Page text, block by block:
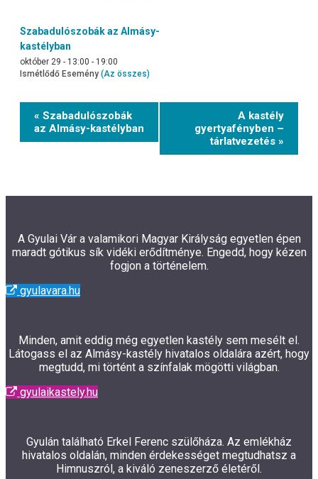
Szabadulószobák az Almásy-
kastélyban
október 29 - 13:00 - 19:00
Ismétlődő Esemény (Az összes)
Event
Navigation
« Szabadulószobák
az Almásy-kastélyban
A kastély
gyertyafényben –
tárlatvezetés »
A Gyulai Vár a valamikori Magyar Királyság egyetlen épen
maradt gótikus sík vidéki erődítménye. Engedd, hogy kézen
fogjon a történelem.
gyulavara.hu
Minden, amit eddig még egyetlen kastély sem mesélt el.
Látogass el az Almásy-kastély hivatalos oldalára azért, hogy
megtudd, mi történt a színfalak mögötti világban.
gyulaikastely.hu
Gyulán található Erkel Ferenc szülőháza. Az emlékház
hivatalos oldalán, minden érdekességet megtudhatsz a
Himnuszról, a kiváló zeneszerző életéről.